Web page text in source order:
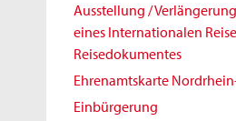
Ausstellung /
eines Internationalen
Reisedokumentes
Ehrenamtskarte
Einbürgerung